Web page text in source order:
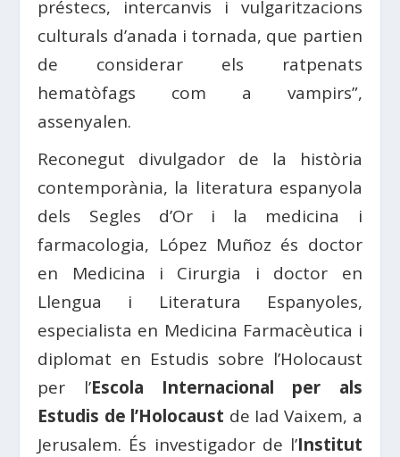
préstecs, intercanvis i vulgaritzacions
culturals d’anada i tornada, que partien
de considerar els ratpenats
hematòfags com a vampirs”,
assenyalen.
Reconegut divulgador de la història
contemporània, la literatura espanyola
dels Segles d’Or i la medicina i
farmacologia, López Muñoz és doctor
en Medicina i Cirurgia i doctor en
Llengua i Literatura Espanyoles,
especialista en Medicina Farmacèutica i
diplomat en Estudis sobre l’Holocaust
per l’Escola Internacional per als
Estudis de l’Holocaust de Iad Vaixem, a
Jerusalem. És investigador de l’Institut